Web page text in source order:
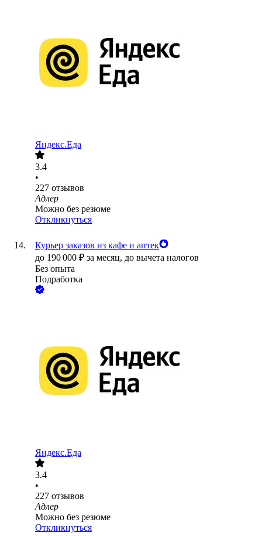
Яндекс.Еда
3.4
•
227 отзывов
Адлер
Можно без резюме
Откликнуться
Курьер заказов из кафе и аптек
до 190 000 ₽ за месяц, до вычета налогов
Без опыта
Подработка
Яндекс.Еда
3.4
•
227 отзывов
Адлер
Можно без резюме
Откликнуться